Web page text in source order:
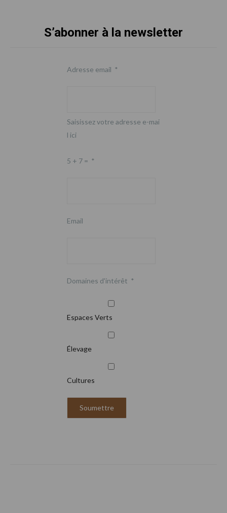
S’abonner à la newsletter
Adresse email *
Saisissez votre adresse e-mai
l ici
5 + 7 = *
Email
Domaines d'intérêt *
Espaces Verts
Élevage
Cultures